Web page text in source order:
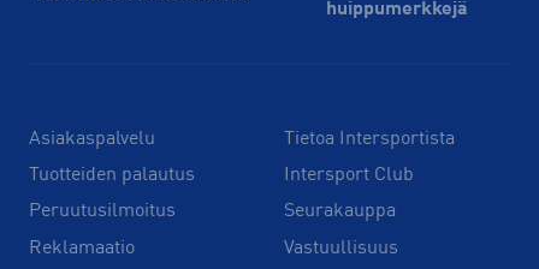
huippu­merkkejä
Asiakaspalvelu
Tuotteiden palautus
Peruutusilmoitus
Reklamaatio
Tietoa Intersportista
Intersport Club
Seurakauppa
Vastuullisuus